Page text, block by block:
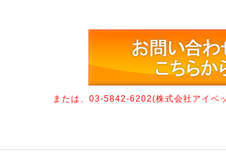
または、03-5842-6202(株式会社アイベ